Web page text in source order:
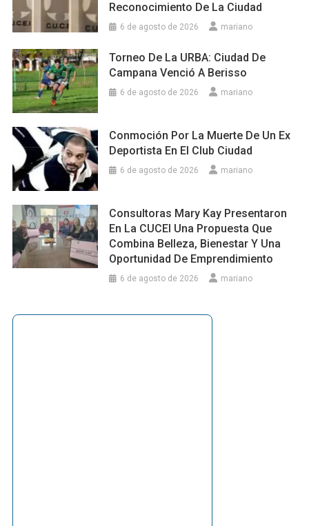
Reconocimiento De La Ciudad
6 de agosto de 2026 mariano
Torneo De La URBA: Ciudad De
Campana Venció A Berisso
6 de agosto de 2026 mariano
Conmoción Por La Muerte De Un Ex
Deportista En El Club Ciudad
6 de agosto de 2026 mariano
Consultoras Mary Kay Presentaron
En La CUCEI Una Propuesta Que
Combina Belleza, Bienestar Y Una
Oportunidad De Emprendimiento
6 de agosto de 2026 mariano